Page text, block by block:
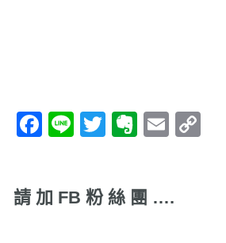
Facebook
LineTwitterEvernote
Email
請 加 FB 粉 絲 團 ….